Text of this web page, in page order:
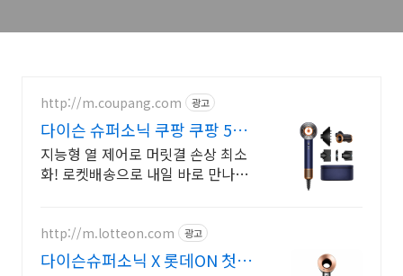
http://m.coupang.com 광고
다이슨 슈퍼소닉 쿠팡 쿠팡 5년
무상보증
지능형 열 제어로 머릿결 손상 최소
화! 로켓배송으로 내일 바로 만나요.
http://m.lotteon.com 광고
다이슨슈퍼소닉 X 롯데ON 첫구